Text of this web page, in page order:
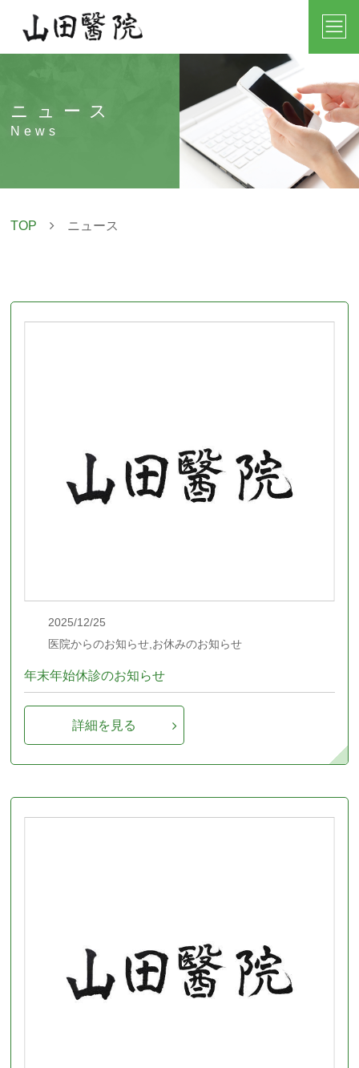
ニュース
News
TOP ニュース
2025/12/25
医院からのお知らせ,お休みのお知らせ
年末年始休診のお知らせ
詳細を見る